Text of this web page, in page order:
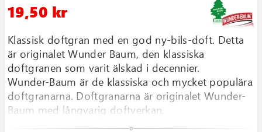
19,50 kr
Klassisk doftgran med en god ny-bils-doft. Detta
är originalet Wunder Baum, den klassiska
doftgranen som varit älskad i decennier.
Wunder-Baum är de klassiska och mycket populära
doftgranarna. Doftgranarna är originalet Wunder-
Baum med långvarig doftverkan.